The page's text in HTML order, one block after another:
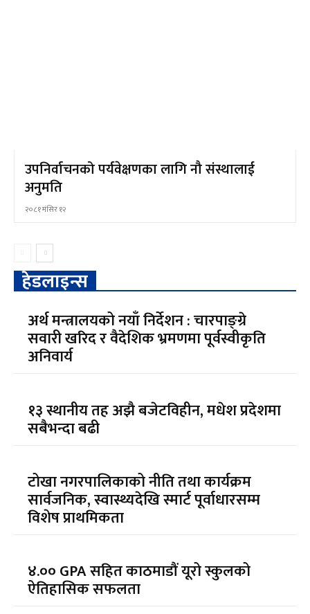
उपनिर्वाचनको पर्यवेक्षणका लागि नौ संस्थालाई
अनुमति
२०८१ मंसिर १२
हेडलाइन्स
अर्थ मन्त्रालयको नयाँ निर्देशन : चारपाङ्ग्रे
सवारी खरिद र वैदेशिक भ्रमणमा पूर्वस्वीकृति
अनिवार्य
१३ स्थानीय तह अझै बजेटविहीन, मधेश प्रदेशमा
सबैभन्दा बढी
टोखा नगरपालिकाको नीति तथा कार्यक्रम
सार्वजनिक, स्वास्थ्यदेखि स्मार्ट पूर्वाधारसम्म
विशेष प्राथमिकता
४.०० GPA सहित काठमाडौं यूरो स्कुलको
ऐतिहासिक सफलता